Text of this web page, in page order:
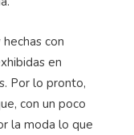
con
en
Por lo pronto,
con un poco
la moda lo que